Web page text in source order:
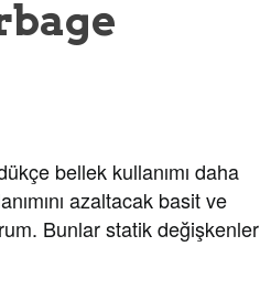
bellek kullanımı daha
azaltacak basit ve
Bunlar statik değişkenler